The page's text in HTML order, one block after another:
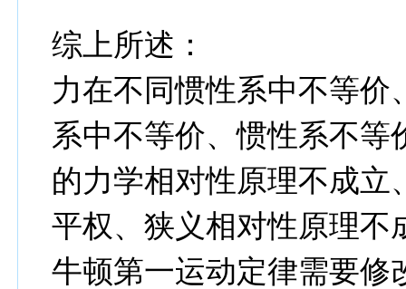
综上所述：
力在不同惯性系中不等
系中不等价、惯性系不
的力学相对性原理不成立
平权、狭义相对性原理不
牛顿第一运动定律需要修